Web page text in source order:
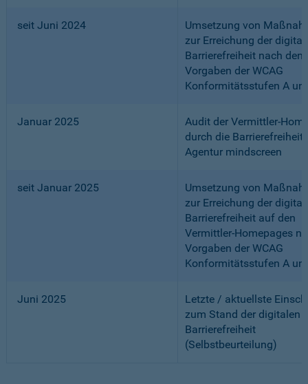
seit Juni 2024
Umsetzung von
zur Erreichung der
Barrierefreiheit nach den
Vorgaben der WCAG
Konformitätsstufen A
Januar 2025
Audit der Vermittler-
durch die
Agentur mindscreen
seit Januar 2025
Umsetzung von
zur Erreichung der
Barrierefreiheit auf den
Vermittler-Homepages
Vorgaben der WCAG
Konformitätsstufen A
Juni 2025
Letzte / aktuellste
zum Stand der digitalen
Barrierefreiheit
(Selbstbeurteilung)